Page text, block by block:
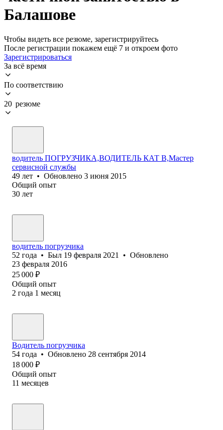
Балашове
Чтобы видеть все резюме, зарегистрируйтесь
После регистрации покажем ещё 7 и откроем фото
Зарегистрироваться
За всё время
По соответствию
20 резюме
водитель ПОГРУЗЧИКА,ВОДИТЕЛЬ КАТ В,Мастер
сервисной службы
49 лет • Обновлено 3 июня 2015
Общий опыт
30 лет
водитель погрузчика
52 года • Был 19 февраля 2021 • Обновлено
23 февраля 2016
25 000 ₽
Общий опыт
2 года 1 месяц
Водитель погрузчика
54 года • Обновлено 28 сентября 2014
18 000 ₽
Общий опыт
11 месяцев